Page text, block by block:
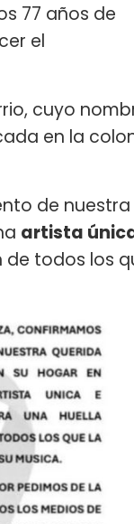
77 años de
el
cuyo
en la
de nuestra
artista
de todos los